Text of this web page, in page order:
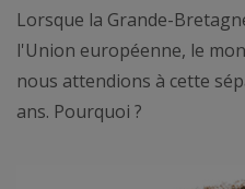
Lorsque la Grande-
l'Union européenne, le
nous attendions à cette
ans. Pourquoi ?